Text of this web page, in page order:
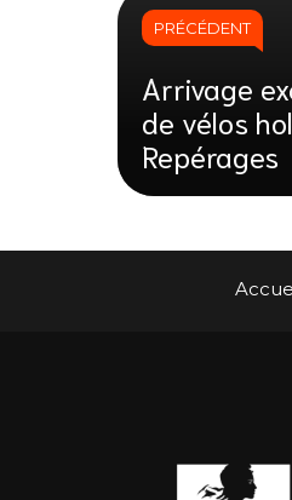
PRÉCÉDENT
Arrivage
de vélos
Repérages